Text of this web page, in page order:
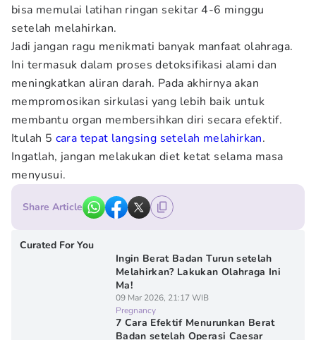
bisa memulai latihan ringan sekitar 4-6 minggu
setelah melahirkan.
Jadi jangan ragu menikmati banyak manfaat olahraga.
Ini termasuk dalam proses detoksifikasi alami dan
meningkatkan aliran darah. Pada akhirnya akan
mempromosikan sirkulasi yang lebih baik untuk
membantu organ membersihkan diri secara efektif.
Itulah 5 cara tepat langsing setelah melahirkan.
Ingatlah, jangan melakukan diet ketat selama masa
menyusui.
Share Article
Curated For You
Ingin Berat Badan Turun setelah
Melahirkan? Lakukan Olahraga Ini
Ma!
09 Mar 2026, 21:17 WIB
Pregnancy
7 Cara Efektif Menurunkan Berat
Badan setelah Operasi Caesar